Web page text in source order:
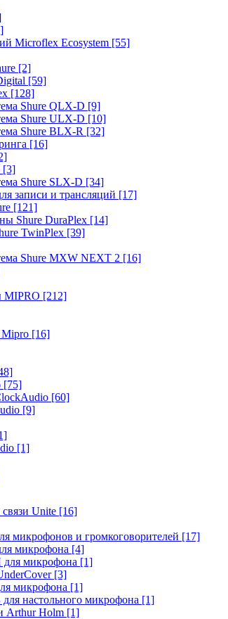
Microflex Ecosystem [55]
[2]
[59]
[128]
Shure QLX-D [9]
Shure ULX-D [10]
Shure BLX-R [32]
[16]
[3]
Shure SLX-D [34]
записи и трансляций [17]
[121]
Shure DuraPlex [14]
TwinPlex [39]
Shure MXW NEXT 2 [16]
MIPRO [212]
[16]
[75]
[60]
[9]
[1]
Unite [16]
микрофонов и громкоговорителей [17]
микрофона [4]
для микрофона [1]
[3]
микрофона [1]
настольного микрофона [1]
Arthur Holm [1]